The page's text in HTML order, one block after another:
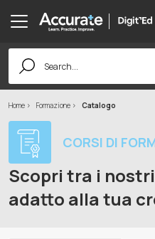
Search
for:
Home Formazione Catalogo
CORSI DI
Scopri tra i
adatto alla tua